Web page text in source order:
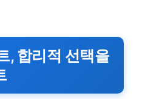
, 합리적 선택을